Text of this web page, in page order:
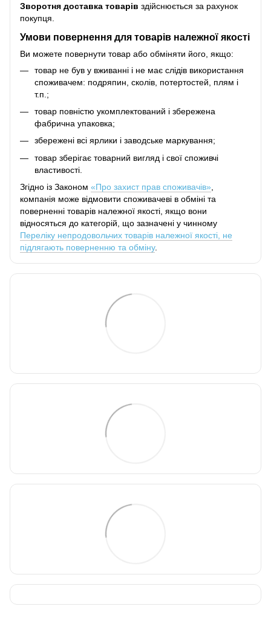
Зворотня доставка товарів здійснюється за рахунок
покупця.
Умови повернення для товарів належної якості
Ви можете повернути товар або обміняти його, якщо:
товар не був у вживанні і не має слідів використання
споживачем: подряпин, сколів, потертостей, плям і
т.п.;
товар повністю укомплектований і збережена
фабрична упаковка;
збережені всі ярлики і заводське маркування;
товар зберігає товарний вигляд і свої споживчі
властивості.
Згідно із Законом «Про захист прав споживачів»,
компанія може відмовити споживачеві в обміні та
поверненні товарів належної якості, якщо вони
відносяться до категорій, що зазначені у чинному
Переліку непродовольчих товарів належної якості, не
підлягають поверненню та обміну.